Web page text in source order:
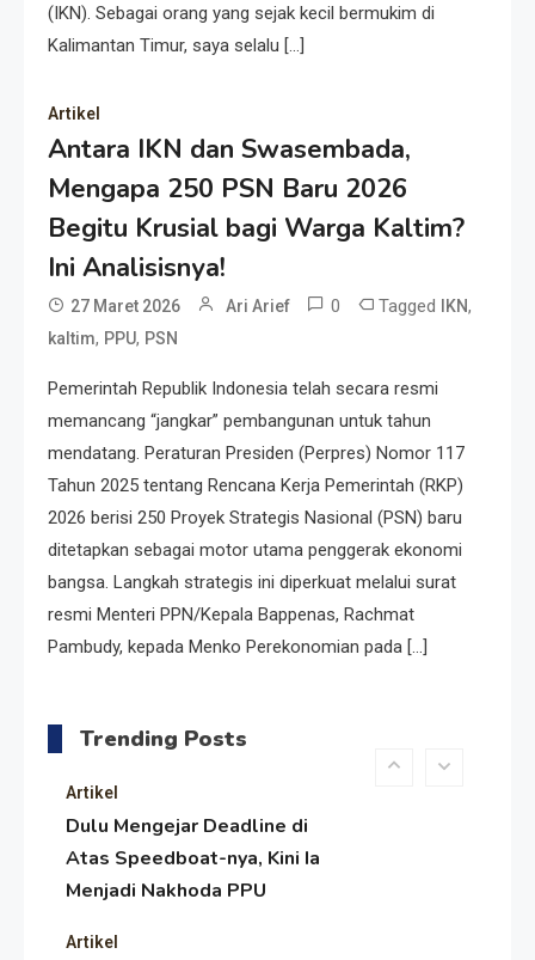
(IKN). Sebagai orang yang sejak kecil bermukim di
Kalimantan Timur, saya selalu […]
Artikel
Antara IKN dan Swasembada,
Mengapa 250 PSN Baru 2026
Begitu Krusial bagi Warga Kaltim?
Ini Analisisnya!
27 Maret 2026 Ari Arief 0 Tagged IKN,
kaltim, PPU, PSN
Pemerintah Republik Indonesia telah secara resmi
memancang “jangkar” pembangunan untuk tahun
mendatang. Peraturan Presiden (Perpres) Nomor 117
Tahun 2025 tentang Rencana Kerja Pemerintah (RKP)
2026 berisi 250 Proyek Strategis Nasional (PSN) baru
ditetapkan sebagai motor utama penggerak ekonomi
bangsa. Langkah strategis ini diperkuat melalui surat
resmi Menteri PPN/Kepala Bappenas, Rachmat
Pambudy, kepada Menko Perekonomian pada […]
Trending Posts
Resonansi
Seri 1: Republik Karang
Kedempel, Lahirnya Politik
Non-Blok ke Go-Blok!
Artikel
Menelusuri Akar Sejarah Ulang
Tahun PPU, Pertentangan
Bulan Peringatan vs
Pengesahan UU 7/2002
Resonansi
Satire Politik Karang
Kedempel: Saat Presiden
Gareng Lebih Sibuk Orasi
daripada Urus Nasi
Artikel
Paser Melawan Arus Zaman
Artikel
Dulu Mengejar Deadline di
Atas Speedboat-nya, Kini Ia
Menjadi Nakhoda PPU
Artikel